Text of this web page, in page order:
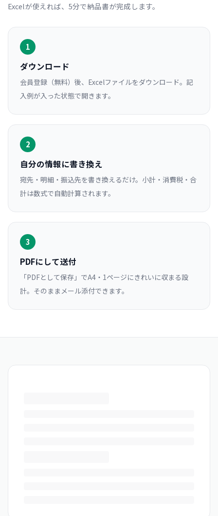
Excelが使えれば、5分で納品書が完成します。
1
ダウンロード
会員登録（無料）後、Excelファイルをダウンロード。記
入例が入った状態で開きます。
2
自分の情報に書き換え
宛先・明細・振込先を書き換えるだけ。小計・消費税・合
計は数式で自動計算されます。
3
PDFにして送付
「PDFとして保存」でA4・1ページにきれいに収まる設
計。そのままメール添付できます。